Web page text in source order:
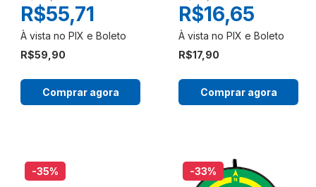
R$59,90
R$55,71
Comprar agora
R$17,90
R$16,65
Comprar agora
-35% -33%